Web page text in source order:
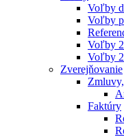
Voľby
Voľby
Voľby
Voľby
Zverejňovanie
Faktúry